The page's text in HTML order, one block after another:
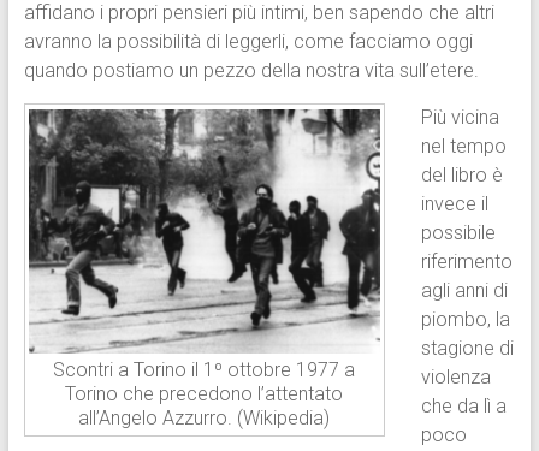
affidano i propri pensieri più intimi, ben sapendo che altri
avranno la possibilità di leggerli, come facciamo oggi
quando postiamo un pezzo della nostra vita sull’etere.
Scontri a Torino il 1º ottobre 1977 a
Torino che precedono l’attentato
all’Angelo Azzurro. (Wikipedia)
Più vicina
nel tempo
del libro è
invece il
possibile
riferimento
agli anni di
piombo, la
stagione di
violenza
che da lì a
poco